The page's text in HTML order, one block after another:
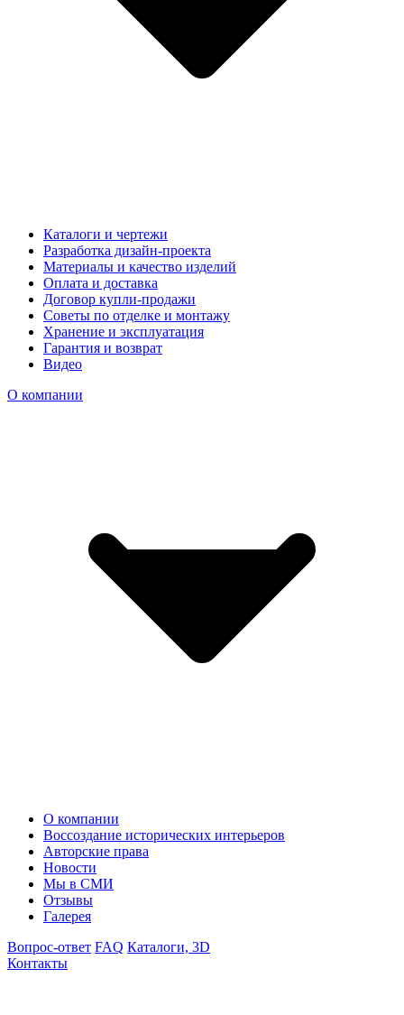
Каталоги и чертежи
Разработка дизайн-проекта
Материалы и качество изделий
Оплата и доставка
Договор купли-продажи
Советы по отделке и монтажу
Хранение и эксплуатация
Гарантия и возврат
Видео
О компании
О компании
Воссоздание исторических интерьеров
Авторские права
Новости
Мы в СМИ
Отзывы
Галерея
Вопрос-ответ FAQ Каталоги, 3D
Контакты